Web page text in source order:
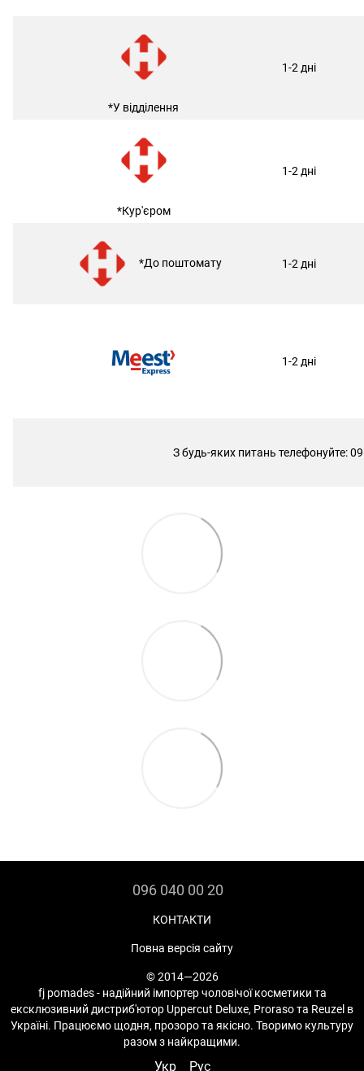
*У відділення
1-2 дні
*Кур'єром
1-2 дні
*До поштомату 1-2 дні
1-2 дні
З будь-яких питань телефонуйте:
096 040 00 20
КОНТАКТИ
Повна версія сайту
© 2014—2026
fj pomades - надійний імпортер чоловічої косметики та
ексклюзивний дистриб'ютор Uppercut Deluxe, Proraso та Reuzel в
Україні. Працюємо щодня, прозоро та якісно. Творимо культуру
разом з найкращими.
Укр Рус